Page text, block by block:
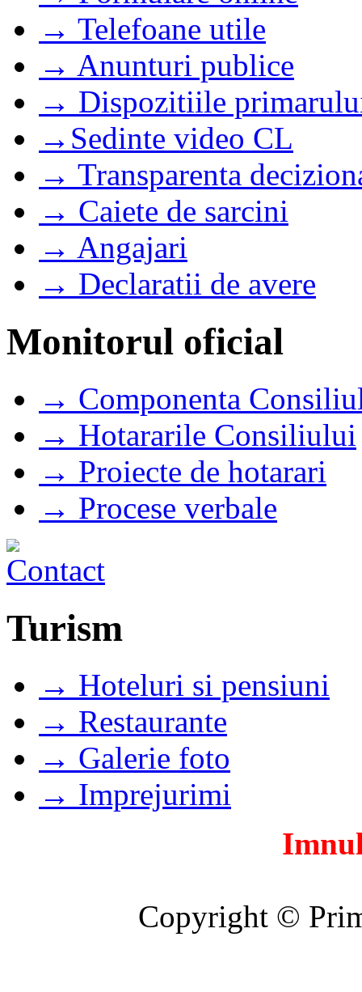
→ Telefoane utile
→ Anunturi publice
→ Dispozitiile
→Sedinte video CL
→ Transparenta
→ Caiete de sarcini
→ Angajari
→ Declaratii de avere
Monitorul oficial
→ Componenta
→ Hotararile Consiliului
→ Proiecte de hotarari
→ Procese verbale
Turism
→ Hoteluri si pensiuni
→ Restaurante
→ Galerie foto
→ Imprejurimi
Copyright ©